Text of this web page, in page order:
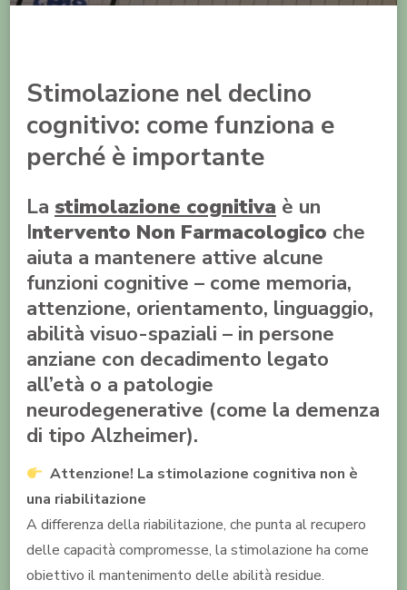
Stimolazione nel declino
cognitivo: come funziona e
perché è importante
La stimolazione cognitiva è un
Intervento Non Farmacologico che
aiuta a mantenere attive alcune
funzioni cognitive – come memoria,
attenzione, orientamento, linguaggio,
abilità visuo-spaziali – in persone
anziane con decadimento legato
all’età o a patologie
neurodegenerative (come la demenza
di tipo Alzheimer).
Attenzione! La stimolazione cognitiva non è
una riabilitazione
A differenza della riabilitazione, che punta al recupero
delle capacità compromesse, la stimolazione ha come
obiettivo il mantenimento delle abilità residue.